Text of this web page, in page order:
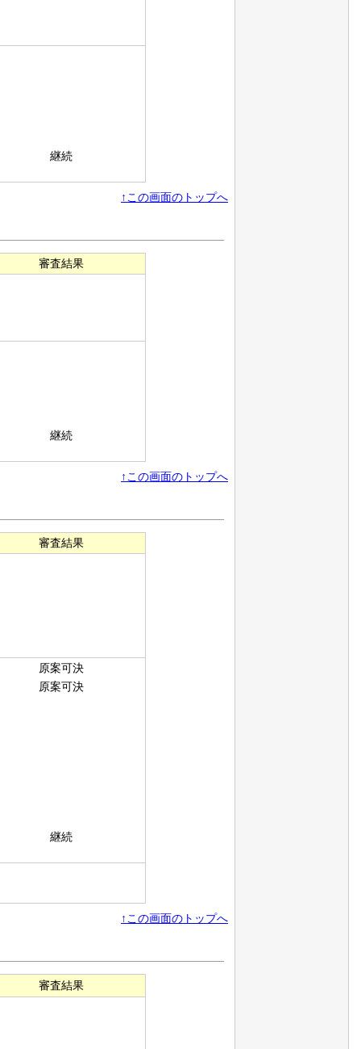
継続
↑この画面のトップへ
審査結果
継続
↑この画面のトップへ
審査結果
原案可決
原案可決
継続
↑この画面のトップへ
審査結果